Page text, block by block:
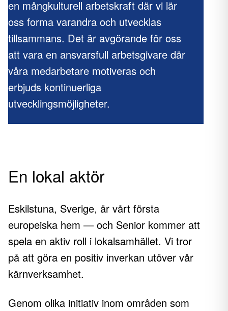
en mångkulturell arbetskraft där vi lär
oss forma varandra och utvecklas
tillsammans. Det är avgörande för oss
att vara en ansvarsfull arbetsgivare där
våra medarbetare motiveras och
erbjuds kontinuerliga
utvecklingsmöjligheter.
En lokal aktör
Eskilstuna, Sverige, är vårt första
europeiska hem — och Senior kommer att
spela en aktiv roll i lokalsamhället. Vi tror
på att göra en positiv inverkan utöver vår
kärnverksamhet.
Genom olika initiativ inom områden som